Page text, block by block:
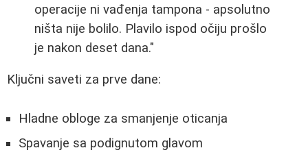
operacije ni vađenja tampona - apsolutno
ništa nije bolilo. Plavilo ispod očiju prošlo
je nakon deset dana."
Ključni saveti za prve dane:
Hladne obloge za smanjenje oticanja
Spavanje sa podignutom glavom